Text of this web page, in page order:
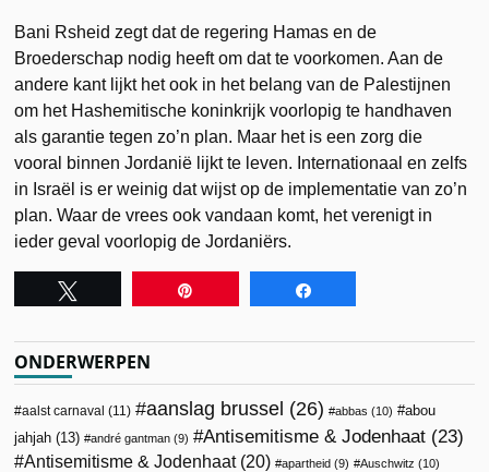
Bani Rsheid zegt dat de regering Hamas en de
Broederschap nodig heeft om dat te voorkomen. Aan de
andere kant lijkt het ook in het belang van de Palestijnen
om het Hashemitische koninkrijk voorlopig te handhaven
als garantie tegen zo’n plan. Maar het is een zorg die
vooral binnen Jordanië lijkt te leven. Internationaal en zelfs
in Israël is er weinig dat wijst op de implementatie van zo’n
plan. Waar de vrees ook vandaan komt, het verenigt in
ieder geval voorlopig de Jordaniërs.
ONDERWERPEN
aalst carnaval (11) aanslag brussel (26) abbas (10)
abou
jahjah (13) andré gantman (9) Antisemitisme & Jodenhaat (23)
Antisemitisme & Jodenhaat(20) apartheid (9) Auschwitz (10)